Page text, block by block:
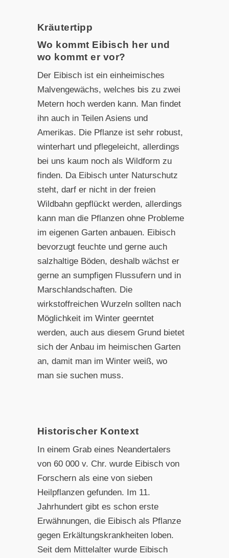
Kräutertipp
Wo kommt Eibisch her und
wo kommt er vor?
Der Eibisch ist ein einheimisches
Malvengewächs, welches bis zu zwei
Metern hoch werden kann. Man findet
ihn auch in Teilen Asiens und
Amerikas. Die Pflanze ist sehr robust,
winterhart und pflegeleicht, allerdings
bei uns kaum noch als Wildform zu
finden. Da Eibisch unter Naturschutz
steht, darf er nicht in der freien
Wildbahn gepflückt werden, allerdings
kann man die Pflanzen ohne Probleme
im eigenen Garten anbauen. Eibisch
bevorzugt feuchte und gerne auch
salzhaltige Böden, deshalb wächst er
gerne an sumpfigen Flussufern und in
Marschlandschaften. Die
wirkstoffreichen Wurzeln sollten nach
Möglichkeit im Winter geerntet
werden, auch aus diesem Grund bietet
sich der Anbau im heimischen Garten
an, damit man im Winter weiß, wo
man sie suchen muss.
Historischer Kontext
In einem Grab eines Neandertalers
von 60 000 v. Chr. wurde Eibisch von
Forschern als eine von sieben
Heilpflanzen gefunden. Im 11.
Jahrhundert gibt es schon erste
Erwähnungen, die Eibisch als Pflanze
gegen Erkältungskrankheiten loben.
Seit dem Mittelalter wurde Eibisch